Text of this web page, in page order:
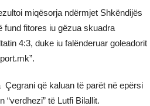
miqësorja ndërmjet Shkëndijës
fund fitores iu gëzua skuadra
4:3, duke iu falënderuar goleadorit
Çegrani që kaluan të parët në epërsi
“verdhezi” të Lutfi Bilallit.